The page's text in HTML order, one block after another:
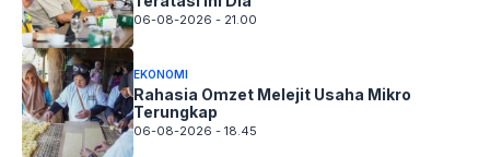
06-08-2026 - 21.00
EKONOMI
Rahasia Omzet Melejit Usaha Mikro
Terungkap
06-08-2026 - 18.45